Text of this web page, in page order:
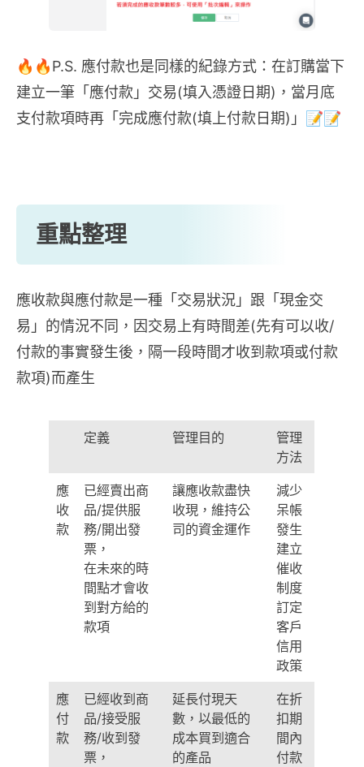
🔥🔥P.S. 應付款也是同樣的紀錄方式：在訂購當下
建立一筆「應付款」交易(填入憑證日期)，當月底
支付款項時再「完成應付款(填上付款日期)」📝📝
重點整理
應收款與應付款是一種「交易狀況」跟「現金交
易」的情況不同，因交易上有時間差(先有可以收/
付款的事實發生後，隔一段時間才收到款項或付款
款項)而產生
定義 管理目的
管理
方法
應
收
款
已經賣出商
品/提供服
務/開出發
票，
在未來的時
間點才會收
到對方給的
款項
讓應收款盡快
收現，維持公
司的資金運作
減少
呆帳
發生
建立
催收
制度
訂定
客戶
信用
政策
應
付
款
已經收到商
品/接受服
務/收到發
票，
延長付現天
數，以最低的
成本買到適合
的產品
在折
扣期
間內
付款